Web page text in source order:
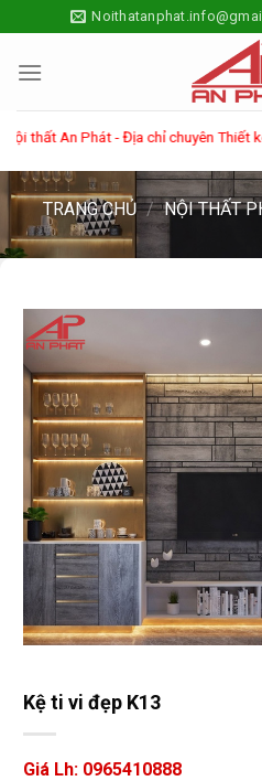
to
content
An Phát - Địa chỉ chuyên Thiết kế
TRANG CHỦ / NỘI THẤT
Kệ ti vi đẹp K13
Giá Lh: 0965410888